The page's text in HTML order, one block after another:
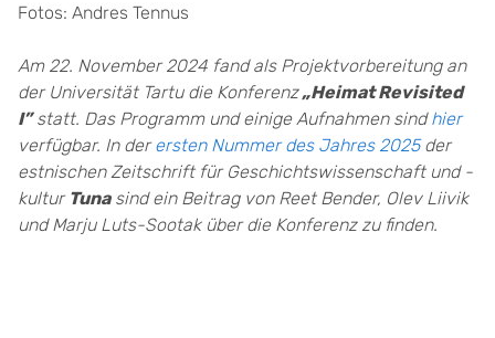
Fotos: Andres Tennus
Am 22. November 2024 fand als Projektvorbereitung an
der Universität Tartu die Konferenz„Heimat Revisited
I”statt. Das Programm und einige Aufnahmen sindhier
verfügbar. In derersten Nummer des Jahres 2025der
estnischen Zeitschrift für Geschichtswissenschaft und -
kultur Tunasind ein Beitrag von Reet Bender, Olev Liivik
und Marju Luts-Sootak über die Konferenz zu finden.